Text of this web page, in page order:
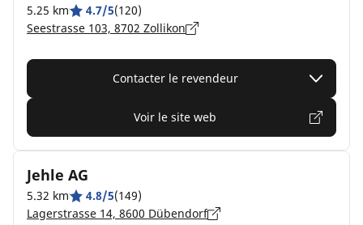
5.25 km 4.7/5(120)
Seestrasse 103, 8702 Zollikon
Contacter le revendeur
Voir le site web
Jehle AG
5.32 km 4.8/5(149)
Lagerstrasse 14, 8600 Dübendorf